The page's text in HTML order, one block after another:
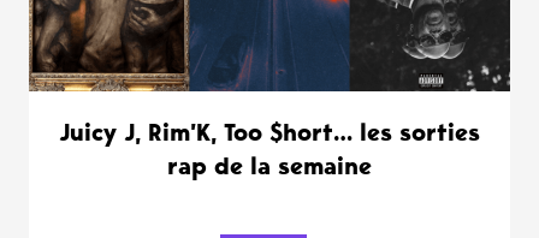
Juicy J, Rim’K, Too $hort… les sorties
rap de la semaine